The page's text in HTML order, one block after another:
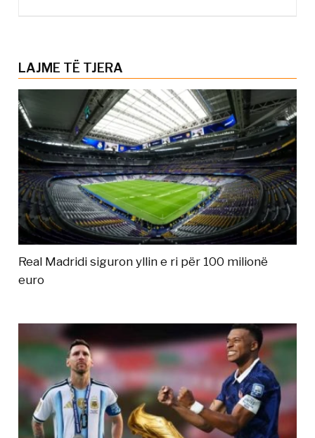
LAJME TË TJERA
Real Madridi siguron yllin e ri për 100 milionë
euro